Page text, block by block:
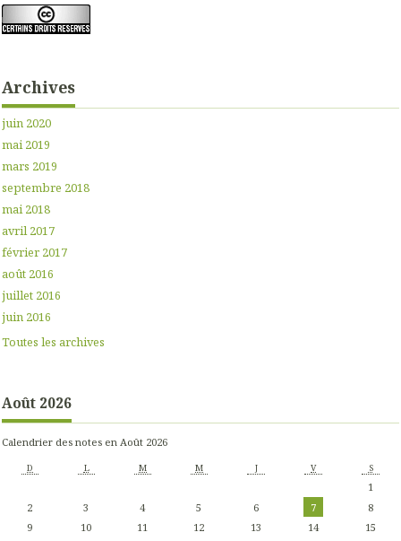
Archives
juin 2020
mai 2019
mars 2019
septembre 2018
mai 2018
avril 2017
février 2017
août 2016
juillet 2016
juin 2016
Toutes les archives
Août 2026
Calendrier des notes en Août 2026
D L M M J V S
1
2
3 4 5 6 7
8
9
10 11 12 13 14
15